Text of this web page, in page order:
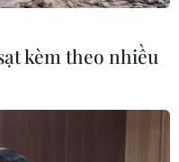
kèm theo nhiều